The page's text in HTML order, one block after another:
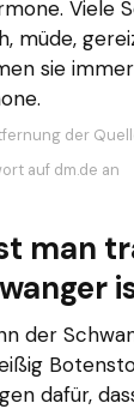
Viele
müde,
sie
der
auf dm.de an
man
der
dafür,